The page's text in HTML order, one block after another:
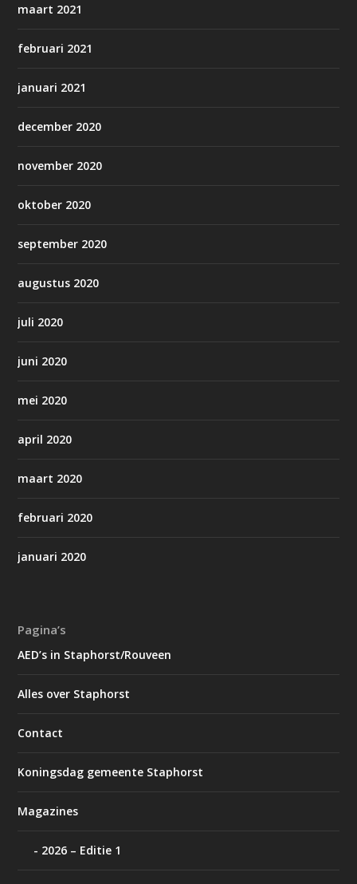
maart 2021
februari 2021
januari 2021
december 2020
november 2020
oktober 2020
september 2020
augustus 2020
juli 2020
juni 2020
mei 2020
april 2020
maart 2020
februari 2020
januari 2020
Pagina’s
AED’s in Staphorst/Rouveen
Alles over Staphorst
Contact
Koningsdag gemeente Staphorst
Magazines
2026 – Editie 1